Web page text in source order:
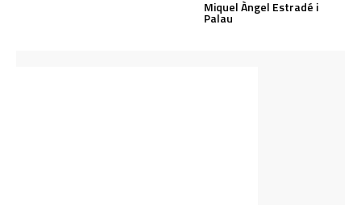
Miquel Àngel Estradé i
Palau